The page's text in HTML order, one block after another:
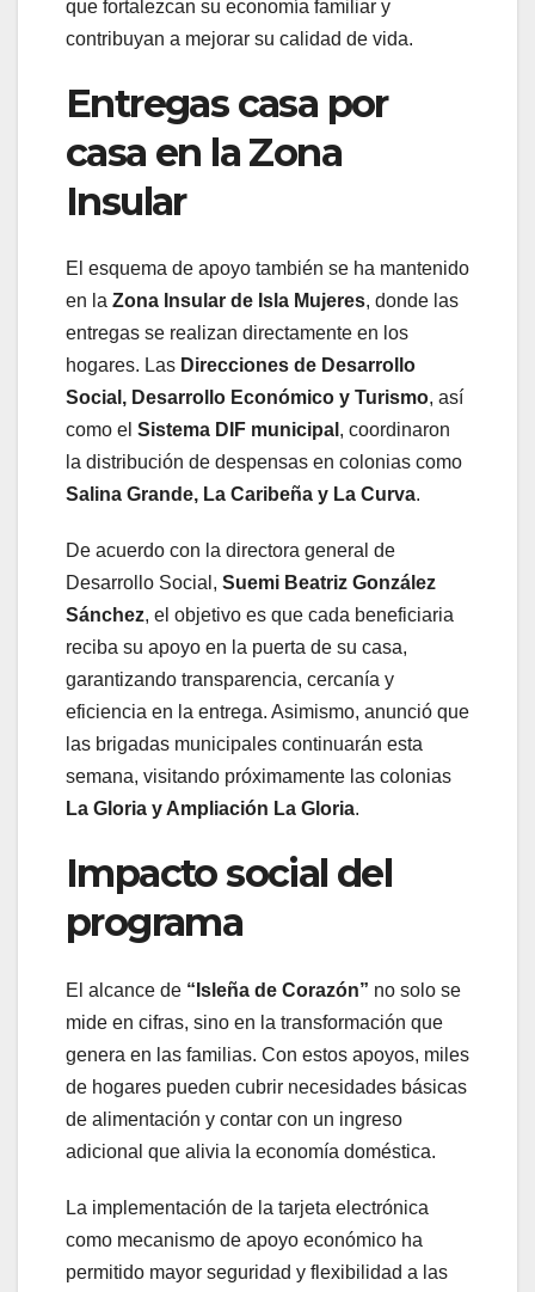
que fortalezcan su economía familiar y
contribuyan a mejorar su calidad de vida.
Entregas casa por
casa en la Zona
Insular
El esquema de apoyo también se ha mantenido
en la Zona Insular de Isla Mujeres, donde las
entregas se realizan directamente en los
hogares. Las Direcciones de Desarrollo
Social, Desarrollo Económico y Turismo, así
como el Sistema DIF municipal , coordinaron
la distribución de despensas en colonias como
Salina Grande, La Caribeña y La Curva.
De acuerdo con la directora general de
Desarrollo Social, Suemi Beatriz González
Sánchez, el objetivo es que cada beneficiaria
reciba su apoyo en la puerta de su casa,
garantizando transparencia, cercanía y
eficiencia en la entrega. Asimismo, anunció que
las brigadas municipales continuarán esta
semana, visitando próximamente las colonias
La Gloria y Ampliación La Gloria.
Impacto social del
programa
El alcance de “Isleña de Corazón” no solo se
mide en cifras, sino en la transformación que
genera en las familias. Con estos apoyos, miles
de hogares pueden cubrir necesidades básicas
de alimentación y contar con un ingreso
adicional que alivia la economía doméstica.
La implementación de la tarjeta electrónica
como mecanismo de apoyo económico ha
permitido mayor seguridad y flexibilidad a las